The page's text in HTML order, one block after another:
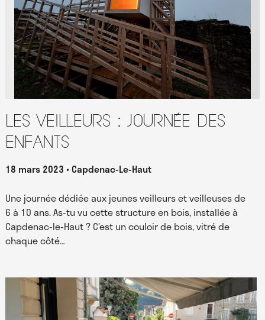
Les Veilleurs : journée des
enfants
18 mars 2023 Capdenac-Le-Haut
Une journée dédiée aux jeunes veilleurs et veilleuses de
6 à 10 ans. As-tu vu cette structure en bois, installée à
Capdenac-le-Haut ? C’est un couloir de bois, vitré de
chaque côté…